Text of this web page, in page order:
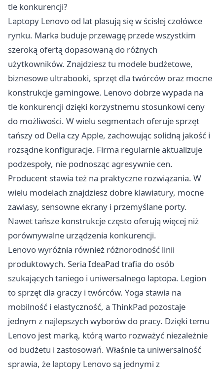
tle konkurencji?
Laptopy Lenovo od lat plasują się w ścisłej czołówce
rynku. Marka buduje przewagę przede wszystkim
szeroką ofertą dopasowaną do różnych
użytkowników. Znajdziesz tu modele budżetowe,
biznesowe ultrabooki, sprzęt dla twórców oraz mocne
konstrukcje gamingowe. Lenovo dobrze wypada na
tle konkurencji dzięki korzystnemu stosunkowi ceny
do możliwości. W wielu segmentach oferuje sprzęt
tańszy od Della czy Apple, zachowując solidną jakość i
rozsądne konfiguracje. Firma regularnie aktualizuje
podzespoły, nie podnosząc agresywnie cen.
Producent stawia też na praktyczne rozwiązania. W
wielu modelach znajdziesz dobre klawiatury, mocne
zawiasy, sensowne ekrany i przemyślane porty.
Nawet tańsze konstrukcje często oferują więcej niż
porównywalne urządzenia konkurencji.
Lenovo wyróżnia również różnorodność linii
produktowych. Seria IdeaPad trafia do osób
szukających taniego i uniwersalnego laptopa. Legion
to sprzęt dla graczy i twórców. Yoga stawia na
mobilność i elastyczność, a ThinkPad pozostaje
jednym z najlepszych wyborów do pracy. Dzięki temu
Lenovo jest marką, którą warto rozważyć niezależnie
od budżetu i zastosowań. Właśnie ta uniwersalność
sprawia, że laptopy Lenovo są jednymi z